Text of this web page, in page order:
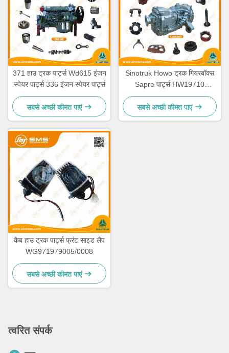
371 हाउ ट्रक पार्ट्स Wd615 इंजन
स्पेयर पार्ट्स 336 इंजन स्पेयर पार्ट्स
सबसे अच्छी कीमत पाएं
Sinotruk Howo ट्रक गियरबॉक्स
Sapre पार्ट्स HW19710
HW19710T HW19712
सबसे अच्छी कीमत पाएं
कैब हाउ ट्रक पार्ट्स फ्रंट साइड लैंप
WG971979005/0008
सबसे अच्छी कीमत पाएं
त्वरित संपर्क